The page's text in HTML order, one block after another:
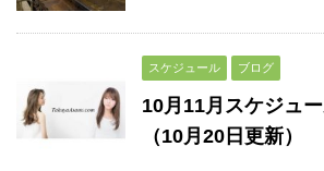
スケジュール ブログ
10月11月スケジュ
（10月20日更新）